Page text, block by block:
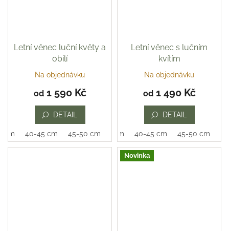
Letní věnec luční květy a
obilí
Průměrné
produktu
5
hvězdiček.
Na objednávku
od1 590 Kč
DETAIL
cm 40-45 cm 45-50 cm
Letní věnec s lučním
kvítím
Na objednávku
od1 490 Kč
DETAIL
35-40 cm 40-45 cm 45-50 cm
Novinka